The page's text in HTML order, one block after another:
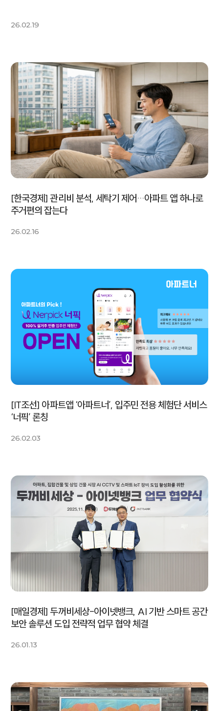
26.02.19
[한국경제] 관리비 분석, 세탁기 제어…아파트 앱 하나로
주거편의 잡는다
26.02.16
[IT조선] 아파트앱 ‘아파트너’, 입주민 전용 체험단 서비스
‘너픽’ 론칭
26.02.03
[매일경제] 두꺼비세상-아이넷뱅크, AI 기반 스마트 공간
보안 솔루션 도입 전략적 업무 협약 체결
26.01.13